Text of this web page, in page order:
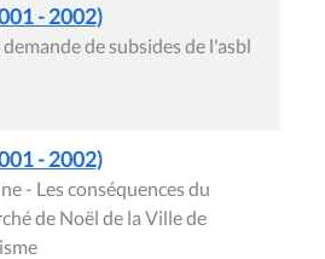
- 2002)
de subsides de l'asbl
- 2002)
- Les conséquences du
de Noël de la Ville de